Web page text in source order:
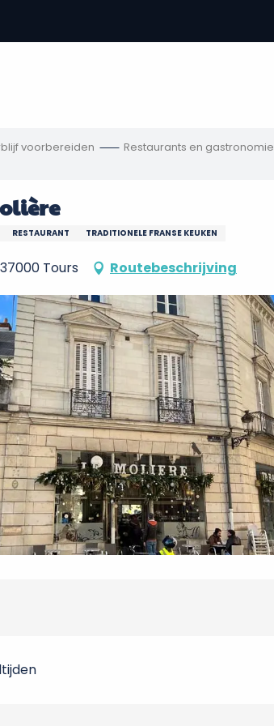
voorbereiden Restaurants en gastronomie
RESTAURANT TRADITIONELE FRANSE KEUKEN
Tours Routebeschrijving